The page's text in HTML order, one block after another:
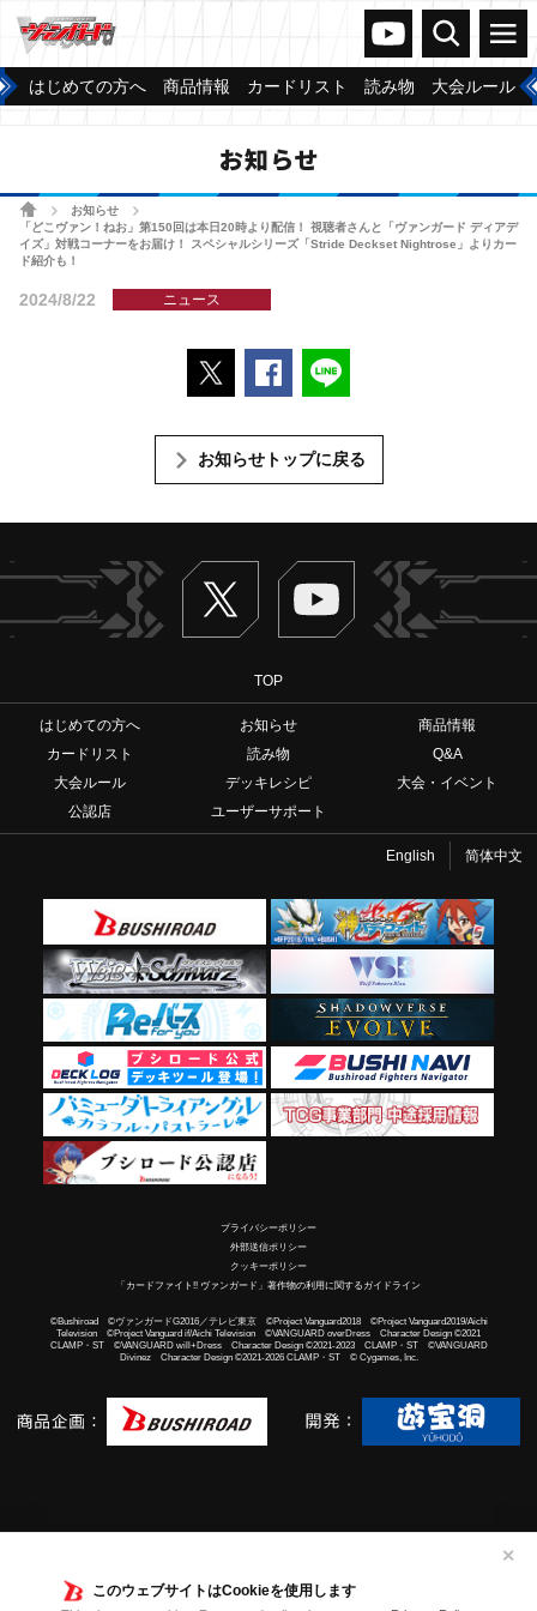
このウェブサイトはCookieを使用します
✕
ヴァンガードch
検索 メニュー
はじめての方へ 商品情報 カードリスト 読み物 大会ルール
お知らせ
ホームお知らせ
「どこヴァン！ねお」第150回は本日20時より配信！ 視聴者さんと「ヴァンガード ディアデ
イズ」対戦コーナーをお届け！ スペシャルシリーズ「Stride Deckset Nightrose」よりカー
ド紹介も！
2024/8/22 ニュース
ポストするFacebookでシェアする
お知らせトップに戻る
Twitter ヴァンガードch
TOP
はじめての方へ お知らせ
商品情報
カードリスト
読み物
Q&A
大会ルール
デッキレシピ
大会・イベント
公認店
ユーザーサポート
English 简体中文
プライバシーポリシー
外部送信ポリシー
クッキーポリシー
「カードファイト!! ヴァンガード」著作物の利用に関するガイドライン
©Bushiroad ©ヴァンガードG2016／テレビ東京 ©Project Vanguard2018 ©Project Vanguard2019/Aichi
Television ©Project Vanguard if/Aichi Television ©VANGUARD overDress Character Design ©2021
CLAMP・ST ©VANGUARD will+Dress Character Design ©2021-2023 CLAMP・ST ©VANGUARD
Divinez Character Design ©2021-2026 CLAMP・ST © Cygames, Inc.